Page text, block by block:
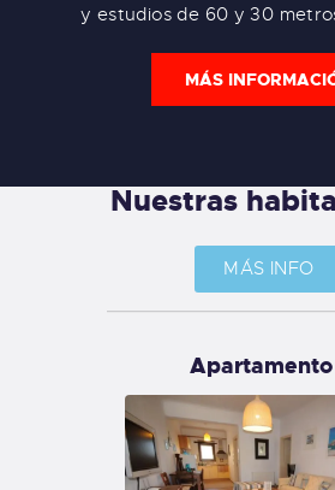
y estudios de 60 y 30
MÁS
Nuestras
MÁS INFO
Apartamento